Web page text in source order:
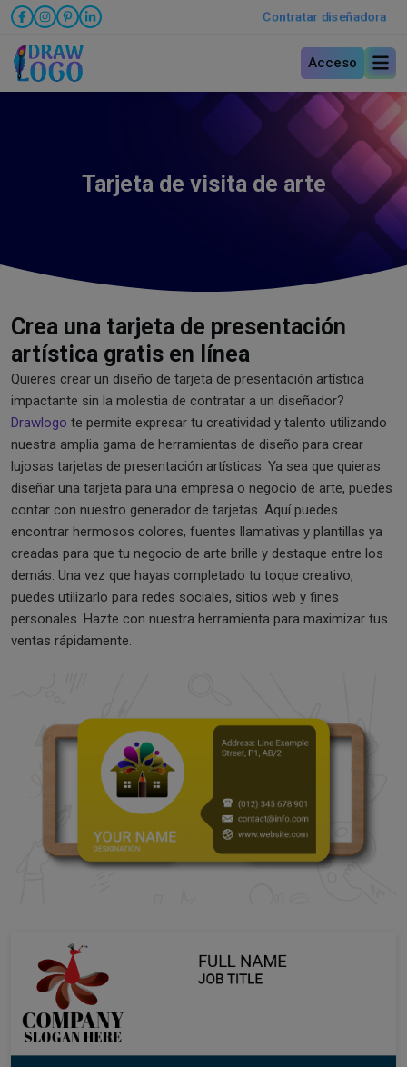
Contratar diseñadora
Acceso
Tarjeta de visita de arte
Crea una tarjeta de presentación
artística gratis en línea
Quieres crear un diseño de tarjeta de presentación artística
impactante sin la molestia de contratar a un diseñador?
Drawlogo te permite expresar tu creatividad y talento utilizando
nuestra amplia gama de herramientas de diseño para crear
lujosas tarjetas de presentación artísticas. Ya sea que quieras
diseñar una tarjeta para una empresa o negocio de arte, puedes
contar con nuestro generador de tarjetas. Aquí puedes
encontrar hermosos colores, fuentes llamativas y plantillas ya
creadas para que tu negocio de arte brille y destaque entre los
demás. Una vez que hayas completado tu toque creativo,
puedes utilizarlo para redes sociales, sitios web y fines
personales. Hazte con nuestra herramienta para maximizar tus
ventas rápidamente.